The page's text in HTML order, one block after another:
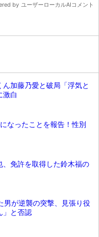
加藤乃愛と破局「浮気と
激白
なったことを報告！性別
免許を取得した鈴木福の
男が逆襲の突撃、見張り役
」と否認